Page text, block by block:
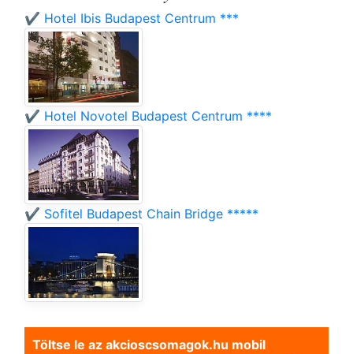
✔️ Hotel Ibis Budapest Centrum ***
✔️ Hotel Novotel Budapest Centrum ****
✔️ Sofitel Budapest Chain Bridge *****
Töltse le az akcioscsomagok.hu mobil